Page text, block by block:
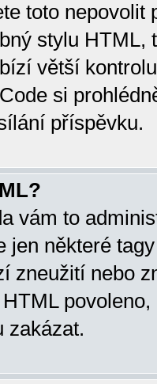
toto
stylu HTML,
větší
si
příspěvku.
vám to
jen některé
zneužití nebo
zakázat.